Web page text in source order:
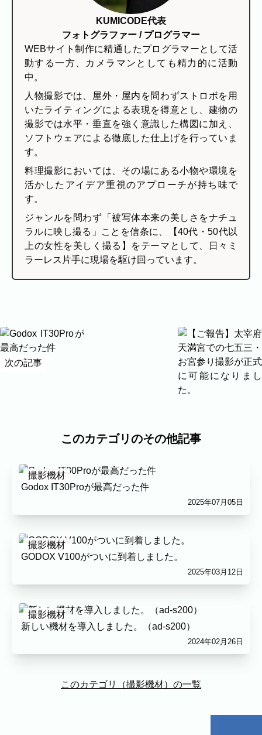
KUMICODE代表
フォトグラファー / プログラマー
WEBサイト制作に精通したプログラマーとして活
動する一方、カメラマンとしても精力的に活動
中。
人物撮影では、屋外・屋内を問わずストロボを用
いたライティングによる表現を得意とし、建物の
撮影では水平・垂直を強く意識した構図に加え、
ソフトウェアによる徹底した仕上げを行っていま
す。
料理撮影においては、その場にある小物や環境を
活かしたアイデア重視のアプローチが持ち味で
す。
ジャンルを問わず「被写体本来の美しさをナチュ
ラルに映し撮る」ことを信条に、【40代・50代以
上の女性を美しく撮る】をテーマとして、日々ミ
ラーレス片手に現場を駆け回っています。
次の記事
このカテゴリのその他記事
Godox IT30Proが最高だった件
2025年07月05日
撮影機材
GODOX V100がついに到着しました。
2025年03月12日
撮影機材
新しい機材を導入しました。（ad-s200）
2024年02月26日
撮影機材
このカテゴリ（撮影機材）の一覧